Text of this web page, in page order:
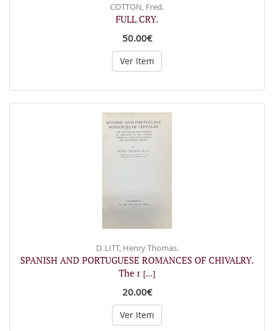
COTTON, Fred.
FULL CRY.
50.00€
Ver Item
D. LITT, Henry Thomas.
SPANISH AND PORTUGUESE ROMANCES OF CHIVALRY.
The r [...]
20.00€
Ver Item